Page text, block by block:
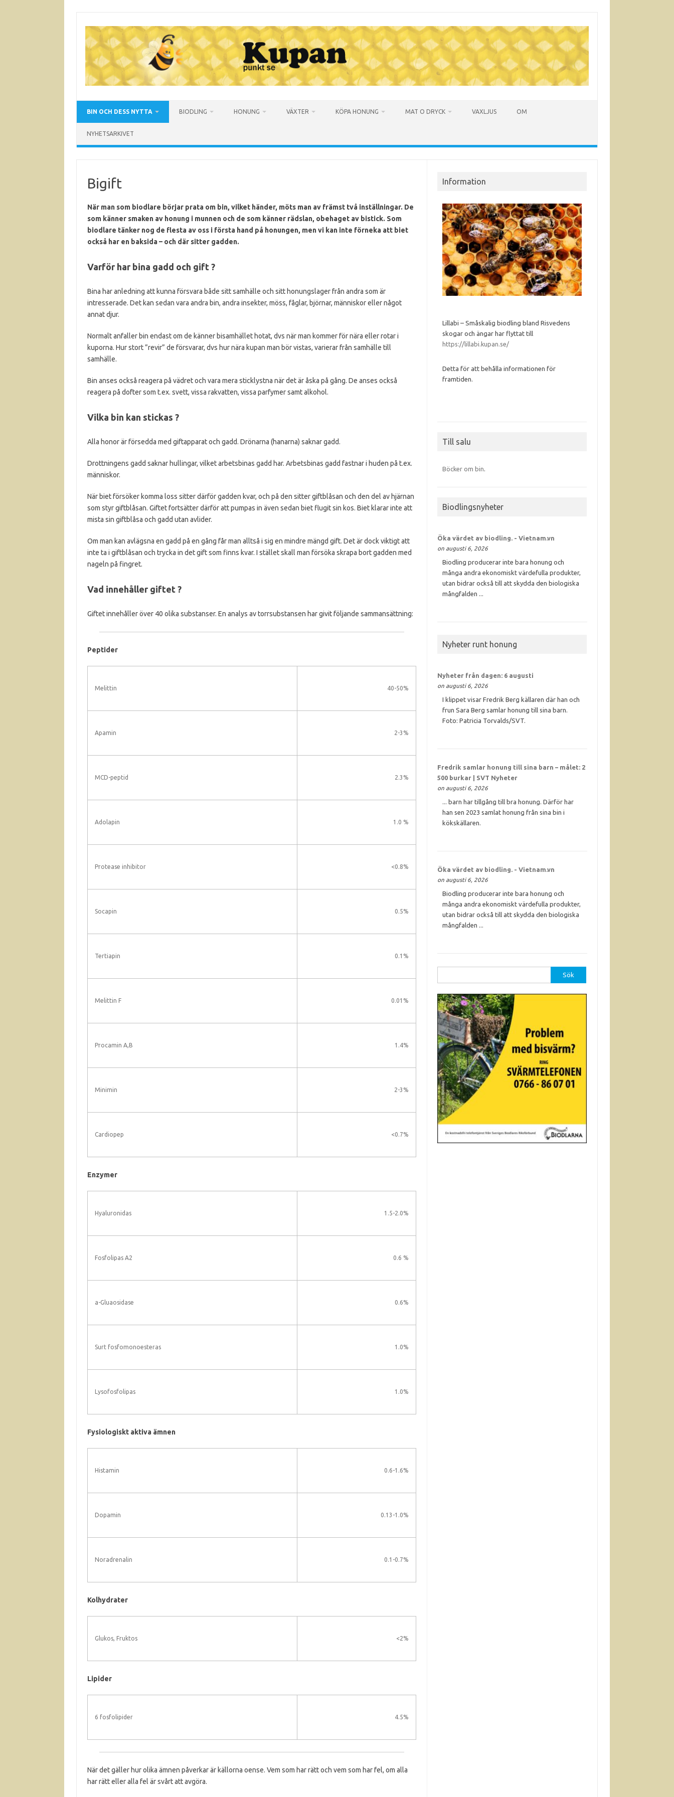
innehåll
BIN OCH DESS NYTTA BIODLING HONUNG VÄXTER KÖPA HONUNG MAT O DRYCK VAXLJUS OM
NYHETSARKIVET
Bigift
När man som biodlare börjar prata om bin, vilket händer, möts man av främst två inställningar. De
som känner smaken av honung i munnen och de som känner rädslan, obehaget av bistick. Som
biodlare tänker nog de flesta av oss i första hand på honungen, men vi kan inte förneka att biet
också har en baksida – och där sitter gadden.
Varför har bina gadd och gift ?
Bina har anledning att kunna försvara både sitt samhälle och sitt honungslager från andra som är
intresserade. Det kan sedan vara andra bin, andra insekter, möss, fåglar, björnar, människor eller något
annat djur.
Normalt anfaller bin endast om de känner bisamhället hotat, dvs när man kommer för nära eller rotar i
kuporna. Hur stort ”revir” de försvarar, dvs hur nära kupan man bör vistas, varierar från samhälle till
samhälle.
Bin anses också reagera på vädret och vara mera sticklystna när det är åska på gång. De anses också
reagera på dofter som t.ex. svett, vissa rakvatten, vissa parfymer samt alkohol.
Vilka bin kan stickas ?
Alla honor är försedda med giftapparat och gadd. Drönarna (hanarna) saknar gadd.
Drottningens gadd saknar hullingar, vilket arbetsbinas gadd har. Arbetsbinas gadd fastnar i huden på t.ex.
människor.
När biet försöker komma loss sitter därför gadden kvar, och på den sitter giftblåsan och den del av hjärnan
som styr giftblåsan. Giftet fortsätter därför att pumpas in även sedan biet flugit sin kos. Biet klarar inte att
mista sin giftblåsa och gadd utan avlider.
Om man kan avlägsna en gadd på en gång får man alltså i sig en mindre mängd gift. Det är dock viktigt att
inte ta i giftblåsan och trycka in det gift som finns kvar. I stället skall man försöka skrapa bort gadden med
nageln på fingret.
Vad innehåller giftet ?
Giftet innehåller över 40 olika substanser. En analys av torrsubstansen har givit följande sammansättning:
Peptider
Melittin 40-50%
Apamin 2-3%
MCD-peptid 2.3%
Adolapin 1.0 %
Protease inhibitor <0.8%
Socapin 0.5%
Tertiapin 0.1%
Melittin F 0.01%
Procamin A,B 1.4%
Minimin 2-3%
Cardiopep <0.7%
Enzymer
Hyaluronidas 1.5-2.0%
Fosfolipas A2 0.6 %
a-Gluaosidase 0.6%
Surt fosfomonoesteras 1.0%
Lysofosfolipas 1.0%
Fysiologiskt aktiva ämnen
Histamin 0.6-1.6%
Dopamin 0.13-1.0%
Noradrenalin 0.1-0.7%
Kolhydrater
Glukos, Fruktos <2%
Lipider
6 fosfolipider 4.5%
När det gäller hur olika ämnen påverkar är källorna oense. Vem som har rätt och vem som har fel, om alla
har rätt eller alla fel är svårt att avgöra.
Information
Lillabi – Småskalig biodling bland Risvedens
skogar och ängar har flyttat till
https://lillabi.kupan.se/
Detta för att behålla informationen för
framtiden.
Till salu
Böcker om bin.
Biodlingsnyheter
Öka värdet av biodling . - Vietnam.vn
on augusti 6, 2026
Biodling producerar inte bara honung och
många andra ekonomiskt värdefulla produkter,
utan bidrar också till att skydda den biologiska
mångfalden ...
Nyheter runt honung
Nyheter från dagen: 6 augusti
on augusti 6, 2026
I klippet visar Fredrik Berg källaren där han och
frun Sara Berg samlar honung till sina barn.
Foto: Patricia Torvalds/SVT.
Fredrik samlar honung till sina barn – målet: 2
500 burkar | SVT Nyheter
on augusti 6, 2026
... barn har tillgång till bra honung. Därför har
han sen 2023 samlat honung från sina bin i
kökskällaren.
Öka värdet av biodling. - Vietnam.vn
on augusti 6, 2026
Biodling producerar inte bara honung och
många andra ekonomiskt värdefulla produkter,
utan bidrar också till att skydda den biologiska
mångfalden ...
efter: